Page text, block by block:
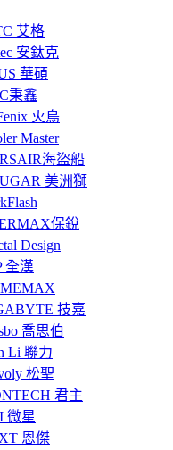
艾格
安鈦克
華碩
秉鑫
火鳥
Master
海盜船
美洲獅
保銳
Design
全漢
技嘉
喬思伯
Li 聯力
松聖
君主
微星
恩傑